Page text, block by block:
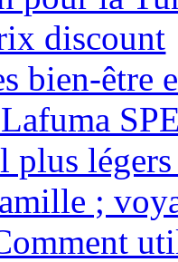
discount
bien-être
Lafuma
plus
;